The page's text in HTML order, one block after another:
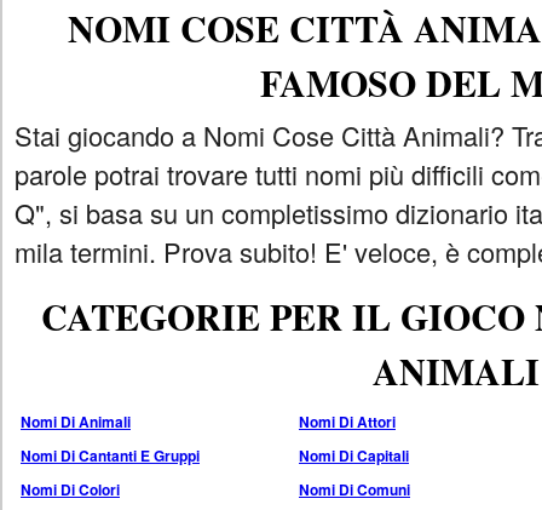
NOMI COSE CITTÀ
FAMOSO DEL
Stai giocando a Nomi Cose Città Animali?
parole potrai trovare tutti nomi più difficili
Q", si basa su un completissimo dizionario
mila termini. Prova subito! E' veloce, è
CATEGORIE PER IL
ANIMALI
Nomi Di Animali
Nomi Di Attori
Nomi Di Cantanti E Gruppi
Nomi Di Capitali
Nomi Di Colori
Nomi Di Comuni